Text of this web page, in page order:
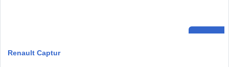
Renault Captur